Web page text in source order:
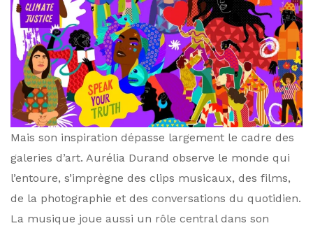
Mais son inspiration dépasse largement le cadre des
galeries d’art. Aurélia Durand observe le monde qui
l’entoure, s’imprègne des clips musicaux, des films,
de la photographie et des conversations du quotidien.
La musique joue aussi un rôle central dans son